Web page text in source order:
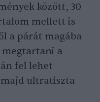
között, 30
mellett is
a párát magába
megtartani a
fel lehet
ultratiszta